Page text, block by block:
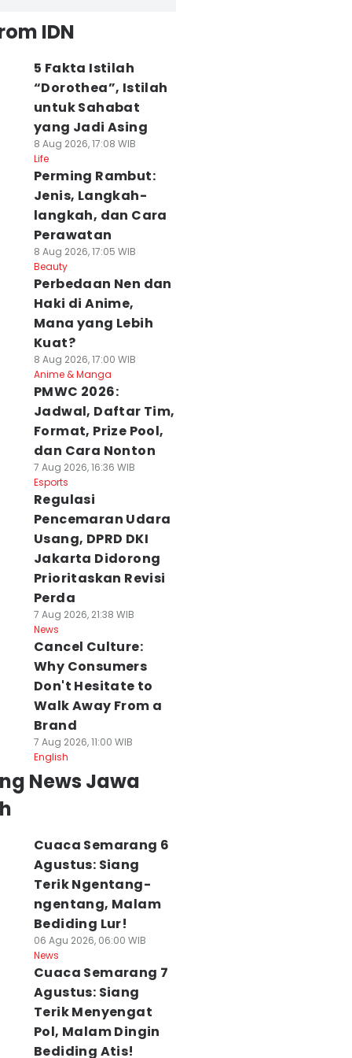
IDN
5 Fakta Istilah
“Dorothea”, Istilah
untuk Sahabat
yang Jadi Asing
8 Aug 2026, 17:08 WIB
Life
Perming Rambut:
Jenis, Langkah-
langkah, dan Cara
Perawatan
8 Aug 2026, 17:05 WIB
Beauty
Perbedaan Nen dan
Haki di Anime,
Mana yang Lebih
Kuat?
8 Aug 2026, 17:00 WIB
Anime & Manga
PMWC 2026:
Jadwal, Daftar Tim,
Format, Prize Pool,
dan Cara Nonton
7 Aug 2026, 16:36 WIB
Esports
Regulasi
Pencemaran Udara
Usang, DPRD DKI
Jakarta Didorong
Prioritaskan Revisi
Perda
7 Aug 2026, 21:38 WIB
News
Cancel Culture:
Why Consumers
Don't Hesitate to
Walk Away From a
Brand
7 Aug 2026, 11:00 WIB
English
News Jawa
Cuaca Semarang 6
Agustus: Siang
Terik Ngentang-
ngentang, Malam
Bediding Lur!
06 Agu 2026, 06:00 WIB
News
Cuaca Semarang 7
Agustus: Siang
Terik Menyengat
Pol, Malam Dingin
Bediding Atis!